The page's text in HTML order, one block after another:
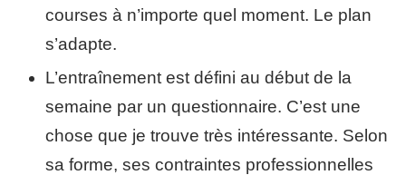
courses à n’importe quel moment. Le plan
s’adapte.
L’entraînement est défini au début de la
semaine par un questionnaire. C’est une
chose que je trouve très intéressante. Selon
sa forme, ses contraintes professionnelles